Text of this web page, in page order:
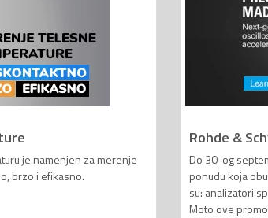
je namenjen za merenje
brzo i efikasno.
Rohde &
Do 30-og
ponudu koja
su: analizatori
Moto ove